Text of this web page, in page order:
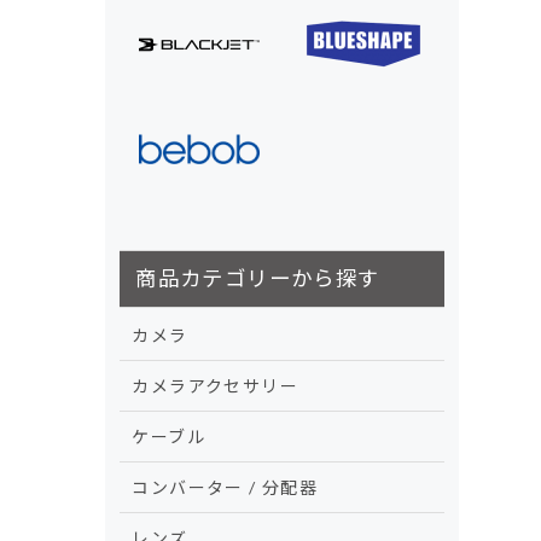
商品カテゴリーから探す
カメラ
カメラアクセサリー
ケーブル
コンバーター / 分配器